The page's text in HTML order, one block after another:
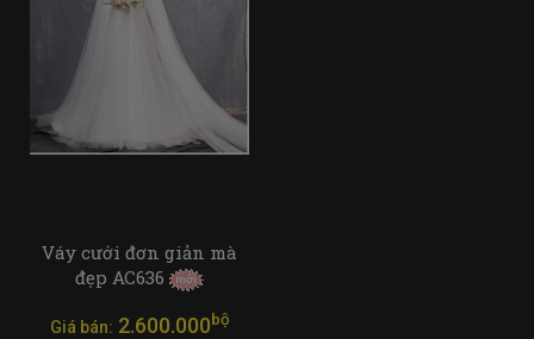
Váy cưới đơn giản mà
đẹp AC636
Giá bán: 2.600.000bộ